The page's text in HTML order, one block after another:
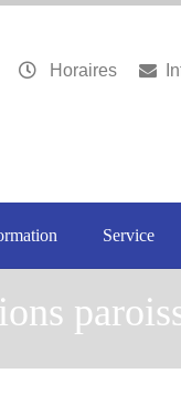
Horaires
Service